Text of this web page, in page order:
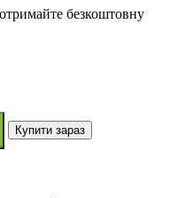
безкоштовну
Купити зараз